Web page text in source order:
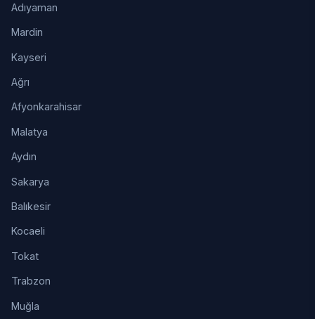
Adıyaman
Mardin
Kayseri
Ağrı
Afyonkarahisar
Malatya
Aydın
Sakarya
Balıkesir
Kocaeli
Tokat
Trabzon
Muğla